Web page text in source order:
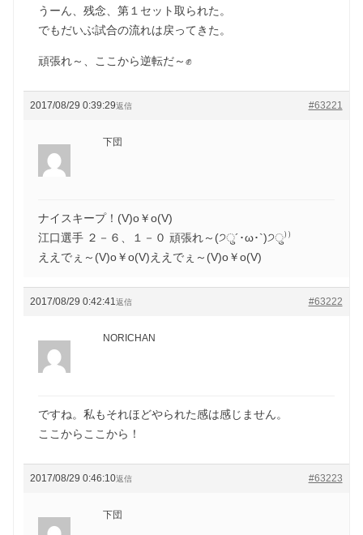
うーん、残念、第１セット取られた。
でもだいぶ試合の流れは戻ってきた。
頑張れ～、ここから逆転だ～✊
2017/08/29 0:39:29 #63221
返信
下団
ナイスキープ！(V)o￥o(V)
江口選手 ２－６、１－０ 頑張れ～(੭ु´･ω･`)੭ु⁾⁾
ええでぇ～(V)o￥o(V)ええでぇ～(V)o￥o(V)
2017/08/29 0:42:41 #63222
返信
NORICHAN
ですね。私もそれほどやられた感は感じません。
ここからここから！
2017/08/29 0:46:10 #63223
返信
下団